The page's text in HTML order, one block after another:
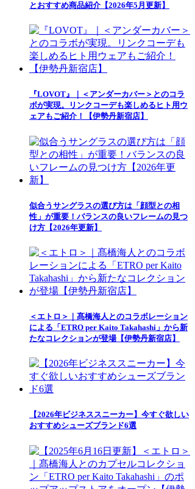
とおすすめ商品紹介【2026年5月更新】
『LOVOT』｜＜アンダーカバー＞とのコラ
ボが実現。リンクコーデも楽しめるヒト用ウ
ェアもご紹介！【伊勢丹新宿店】
似合うサングラスの選び方は「顔型との相
性」が重要！バランスの良いフレームの見つ
け方【2026年更新】
＜エトロ＞｜髙橋海人とのコラボレーション
による「ETRO per Kaito Takahashi」から新
たなコレクションが登場【伊勢丹新宿店】
【2026年ビジネススニーカー】今すぐ欲しい
おすすめシューズブランド6選